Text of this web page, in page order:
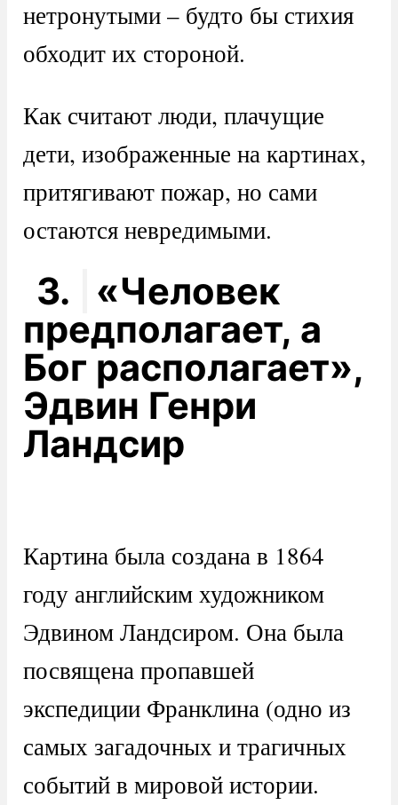
нетронутыми – будто бы стихия
обходит их стороной.
Как считают люди, плачущие
дети, изображенные на картинах,
притягивают пожар, но сами
остаются невредимыми.
3.
«Человек
предполагает, а
Бог располагает»,
Эдвин Генри
Ландсир
Картина была создана в 1864
году английским художником
Эдвином Ландсиром. Она была
посвящена пропавшей
экспедиции Франклина (одно из
самых загадочных и трагичных
событий в мировой истории.